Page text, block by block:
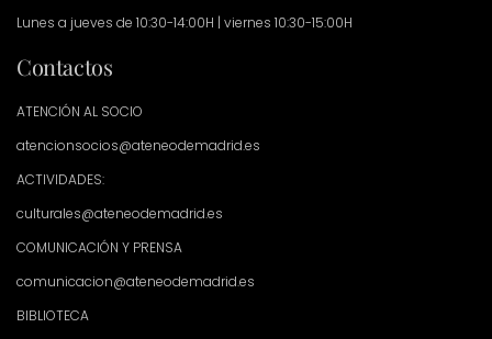
Lunes a jueves de 10:30-14:00H | viernes 10:30-15:00H
Contactos
ATENCIÓN AL SOCIO
atencionsocios@ateneodemadrid.es
ACTIVIDADES:
culturales@ateneodemadrid.es
COMUNICACIÓN Y PRENSA
comunicacion@ateneodemadrid.es
BIBLIOTECA